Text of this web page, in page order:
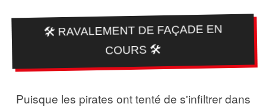
🛠️ RAVALEMENT DE FAÇADE EN
COURS 🛠️
Puisque les pirates ont tenté de s'infiltrer dans